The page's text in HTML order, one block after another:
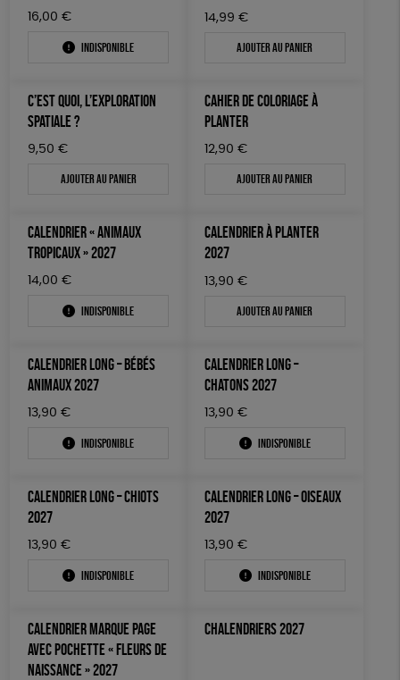
HOMMES
ENFANTS
BEAUTÉ
MAISON
PAPETERIE
TOUT
Nouveauté
Prix : du - cher au + cher
50 € - 100 €
150 € - 200 €
Plus de 200€
Couleur
Mots clés
FSC Fabrication artisanale Oeko-Tex
Fabriqué en Espagne Recyclé
ESAT Fabriqué en Europe
16,00 €
Indisponible
14,99 €
Ajouter au panier
C’EST QUOI, L’EXPLORATION
SPATIALE ?
9,50 €
Ajouter au panier
CAHIER DE COLORIAGE À
PLANTER
12,90 €
Ajouter au panier
CALENDRIER « ANIMAUX
TROPICAUX » 2027
14,00 €
Indisponible
CALENDRIER À PLANTER
2027
13,90 €
Ajouter au panier
CALENDRIER LONG – BÉBÉS
ANIMAUX 2027
13,90 €
Indisponible
CALENDRIER LONG –
CHATONS 2027
13,90 €
Indisponible
CALENDRIER LONG – CHIOTS
2027
13,90 €
Indisponible
CALENDRIER LONG – OISEAUX
2027
13,90 €
Indisponible
CALENDRIER MARQUE PAGE
AVEC POCHETTE « FLEURS DE
NAISSANCE » 2027
CHALENDRIERS 2027